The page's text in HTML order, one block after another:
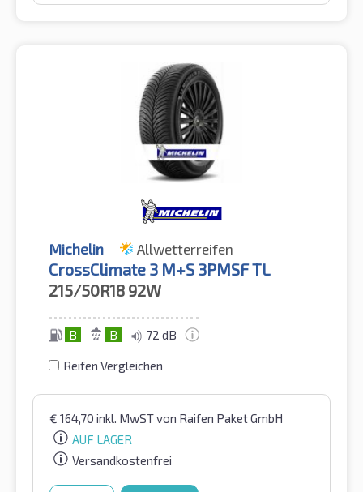
Michelin Allwetterreifen
CrossClimate 3 M+S 3PMSF TL
215/50R18 92W
B B 72 dB
Reifen Vergleichen
€ 164,70 inkl. MwSTvon Raifen Paket GmbH
AUF LAGER
Versandkostenfrei